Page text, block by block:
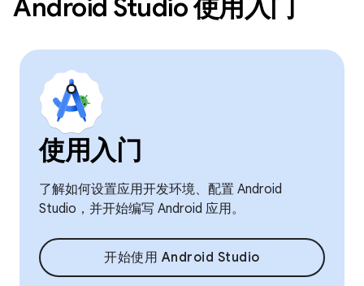
Android Studio 使用入门
使用入门
了解如何设置应用开发环境、配置 Android
Studio，并开始编写 Android 应用。
开始使用 Android Studio